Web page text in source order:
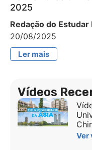
2025
Redação do Estudar
20/08/2025
Ler mais
Vídeos
Ver